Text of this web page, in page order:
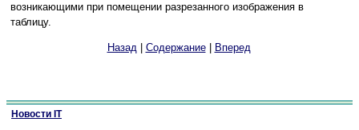
возникающими при помещении разрезанного изображения в
таблицу.
Назад| Содержание| Вперед
Новости IT